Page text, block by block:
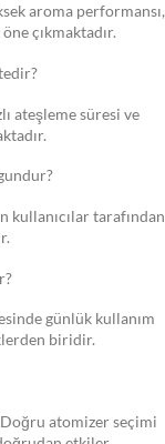
aroma performansı,
çıkmaktadır.
ateşleme süresi ve
kullanıcılar tarafından
günlük kullanım
biridir.
atomizer seçimi